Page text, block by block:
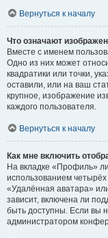
Вернуться к началу
Что означают
Вместе с именем
Одно из них может
квадратики или точки,
оставили, или на ваш
крупное, изображение
каждого пользователя.
Вернуться к началу
Как мне включить
На вкладке «Профиль»
использованием
«Удалённая аватара»
зависит, включена ли
быть доступны. Если вы
администратором